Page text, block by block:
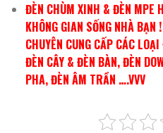
ĐÈN CHÙM XINH & ĐÈN MPE
KHÔNG GIAN SỐNG NHÀ BẠN !
CHUYÊN CUNG CẤP CÁC
ĐÈN CÂY & ĐÈN BÀN, ĐÈN
PHA, ĐÈN ÂM TRẦN ….VVV